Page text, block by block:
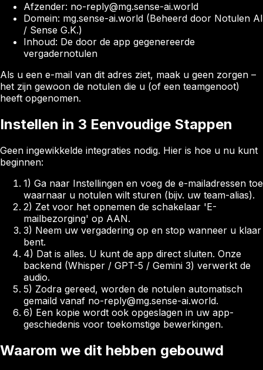
Afzender: no-reply@mg.sense-ai.world
Domein: mg.sense-ai.world (Beheerd door Notulen AI
/ Sense G.K.)
Inhoud: De door de app gegenereerde
vergadernotulen
Als u een e-mail van dit adres ziet, maak u geen zorgen –
het zijn gewoon de notulen die u (of een teamgenoot)
heeft opgenomen.
Instellen in 3 Eenvoudige Stappen
Geen ingewikkelde integraties nodig. Hier is hoe u nu kunt
beginnen:
1) Ga naar Instellingen en voeg de e-mailadressen toe
waarnaar u notulen wilt sturen (bijv. uw team-alias).
2) Zet voor het opnemen de schakelaar 'E-
mailbezorging' op AAN.
3) Neem uw vergadering op en stop wanneer u klaar
bent.
4) Dat is alles. U kunt de app direct sluiten. Onze
backend (Whisper / GPT-5 / Gemini 3) verwerkt de
audio.
5) Zodra gereed, worden de notulen automatisch
gemaild vanaf no-reply@mg.sense-ai.world.
6) Een kopie wordt ook opgeslagen in uw app-
geschiedenis voor toekomstige bewerkingen.
Waarom we dit hebben gebouwd